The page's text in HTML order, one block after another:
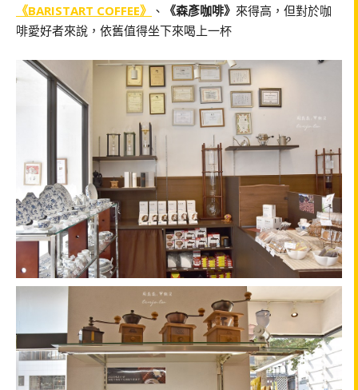
《BARISTART COFFEE》 、 《森彥咖啡》 來得高，但對於咖
啡愛好者來說，依舊值得坐下來喝上一杯